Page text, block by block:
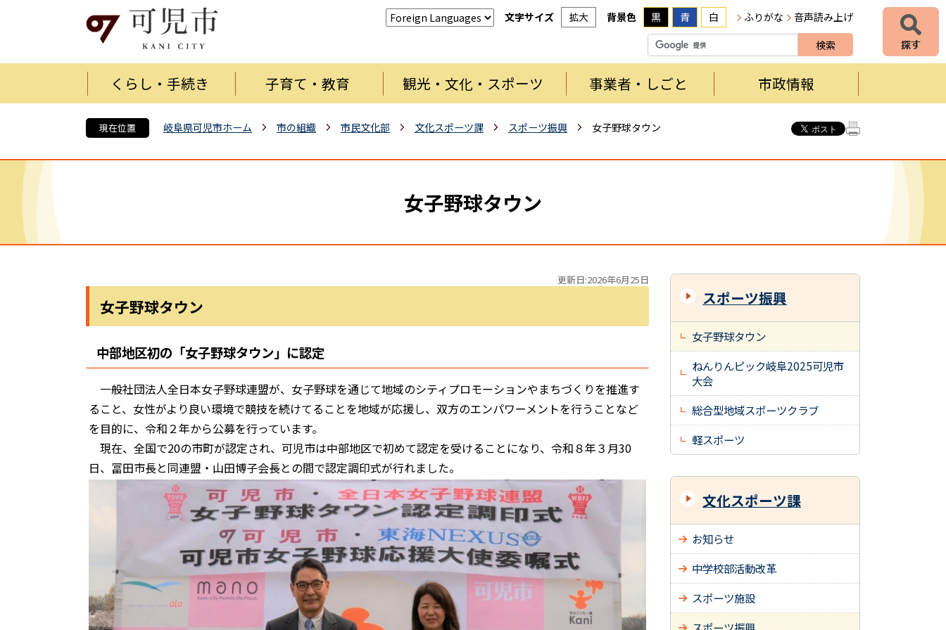
文字サイズ 拡大 背景色 黒 青 白 ふりがな 音声読み上げ
くらし・手続き 子育て・教育 観光・文化・スポーツ 事業者・しごと 市政情報
現在位置 岐阜県可児市ホーム 市の組織 市民文化部 文化スポーツ課 スポーツ振興 女子野球タウン
女子野球タウン
更新日:2026年6月25日
女子野球タウン
中部地区初の「女子野球タウン」に認定
一般社団法人全日本女子野球連盟が、女子野球を通じて地域のシティプロモーションやまちづくりを推進す
ること、女性がより良い環境で競技を続けてることを地域が応援し、双方のエンパワーメントを行うことなど
を目的に、令和２年から公募を行っています。
現在、全国で20の市町が認定され、可児市は中部地区で初めて認定を受けることになり、令和８年３月30
日、冨田市長と同連盟・山田博子会長との間で認定調印式が行れました。
スポーツ振興
女子野球タウン
ねんりんピック岐阜2025可児市
大会
総合型地域スポーツクラブ
軽スポーツ
文化スポーツ課
お知らせ
中学校部活動改革
スポーツ施設